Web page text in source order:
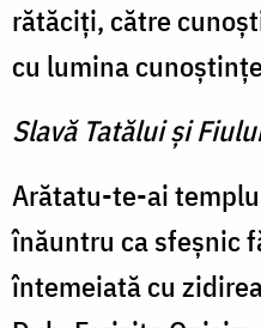
rătăciţi, către
cu lumina
Slavă Tatălui şi
Arătatu-te-ai
înăuntru ca sfeşnic
întemeiată cu